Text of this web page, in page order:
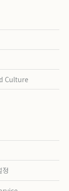
Culture
정